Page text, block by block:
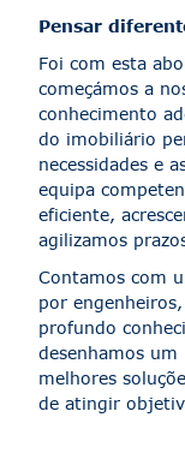
Pensar
Foi com esta
começámos a
conhecimento
do imobiliário
necessidades e
equipa
eficiente,
agilizamos
Contamos com
por
profundo
desenhamos
melhores
de atingir